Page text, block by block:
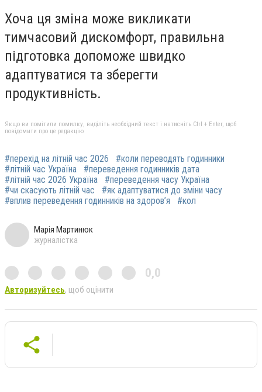
Хоча ця зміна може викликати
тимчасовий дискомфорт, правильна
підготовка допоможе швидко
адаптуватися та зберегти
продуктивність.
Якщо ви помітили помилку, виділіть необхідний текст і натисніть Ctrl + Enter, щоб
повідомити про це редакцію
#перехід на літній час 2026
#коли переводять годинники
#літній час Україна
#переведення годинників дата
#літній час 2026 Україна
#переведення часу Україна
#чи скасують літній час
#як адаптуватися до зміни часу
#вплив переведення годинників на здоров’я
#кол
Марія Мартинюк
журналістка
0,0
Авторизуйтесь, щоб оцінити